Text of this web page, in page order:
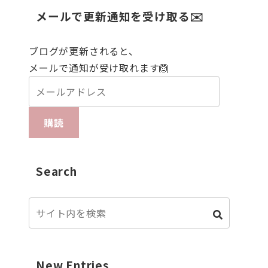
メールで更新通知を受け取る✉️
ブログが更新されると、
メールで通知が受け取れます🙆
購読
Search
New Entries